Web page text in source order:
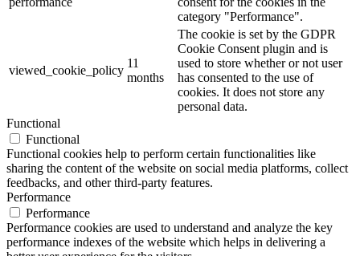
category "Performance".
viewed_cookie_policy
11
months
The cookie is set by the GDPR
Cookie Consent plugin and is
used to store whether or not user
has consented to the use of
cookies. It does not store any
personal data.
Functional
Functional
Functional cookies help to perform certain functionalities like
sharing the content of the website on social media platforms, collect
feedbacks, and other third-party features.
Performance
Performance
Performance cookies are used to understand and analyze the key
performance indexes of the website which helps in delivering a